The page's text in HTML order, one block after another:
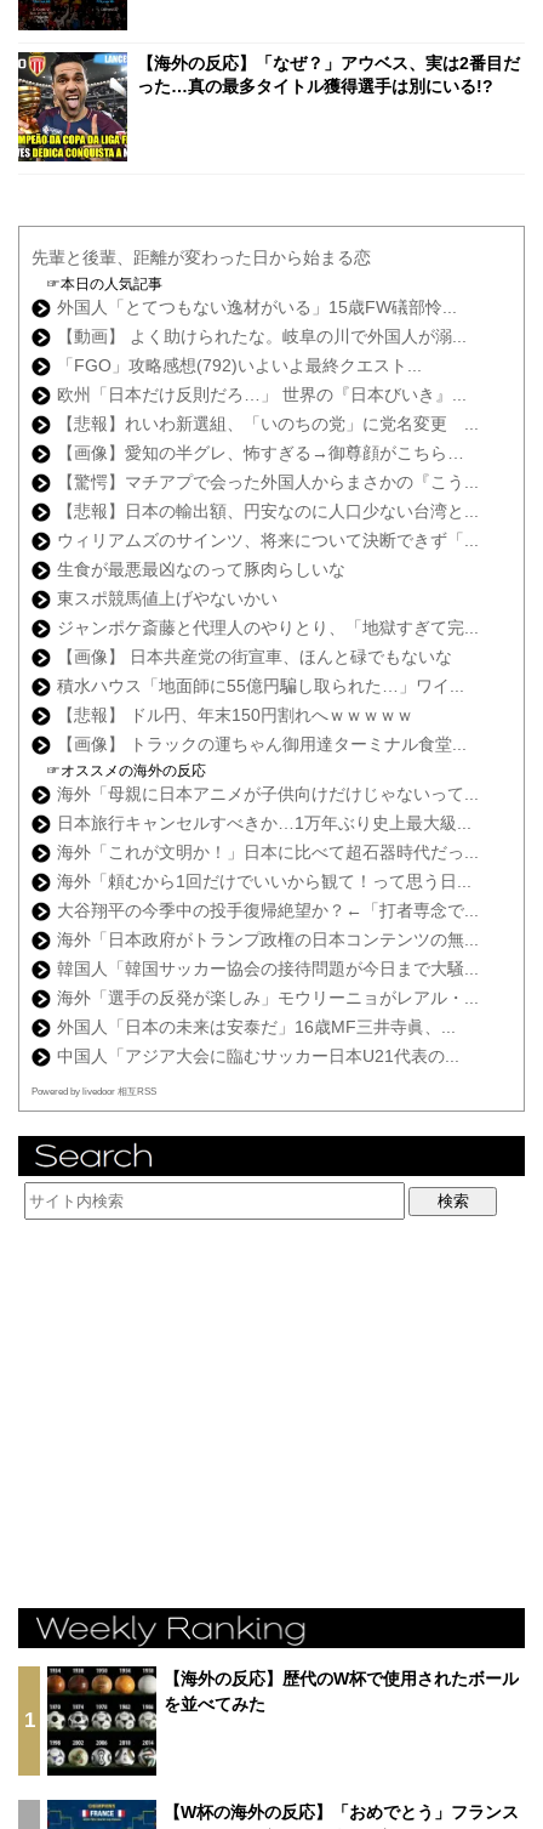
【海外の反応】「なぜ？」アウベス、実は2番目だ
った…真の最多タイトル獲得選手は別にいる!?
先輩と後輩、距離が変わった日から始まる恋
☞本日の人気記事
外国人「とてつもない逸材がいる」15歳FW礒部怜...
【動画】 よく助けられたな。岐阜の川で外国人が溺...
「FGO」攻略感想(792)いよいよ最終クエスト...
欧州「日本だけ反則だろ…」 世界の『日本びいき』...
【悲報】れいわ新選組、「いのちの党」に党名変更 ...
【画像】愛知の半グレ、怖すぎる→御尊顔がこちら…
【驚愕】マチアプで会った外国人からまさかの『こう...
【悲報】日本の輸出額、円安なのに人口少ない台湾と...
ウィリアムズのサインツ、将来について決断できず「...
生食が最悪最凶なのって豚肉らしいな
東スポ競馬値上げやないかい
ジャンポケ斎藤と代理人のやりとり、「地獄すぎて完...
【画像】 日本共産党の街宣車、ほんと碌でもないな
積水ハウス「地面師に55億円騙し取られた…」ワイ...
【悲報】 ドル円、年末150円割れへｗｗｗｗｗ
【画像】 トラックの運ちゃん御用達ターミナル食堂...
☞オススメの海外の反応
海外「母親に日本アニメが子供向けだけじゃないって...
日本旅行キャンセルすべきか…1万年ぶり史上最大級...
海外「これが文明か！」日本に比べて超石器時代だっ...
海外「頼むから1回だけでいいから観て！って思う日...
大谷翔平の今季中の投手復帰絶望か？←「打者専念で...
海外「日本政府がトランプ政権の日本コンテンツの無...
韓国人「韓国サッカー協会の接待問題が今日まで大騒...
海外「選手の反発が楽しみ」モウリーニョがレアル・...
外国人「日本の未来は安泰だ」16歳MF三井寺眞、...
中国人「アジア大会に臨むサッカー日本U21代表の...
Powered by livedoor 相互RSS
1
【海外の反応】歴代のW杯で使用されたボール
を並べてみた
【W杯の海外の反応】「おめでとう」フランス